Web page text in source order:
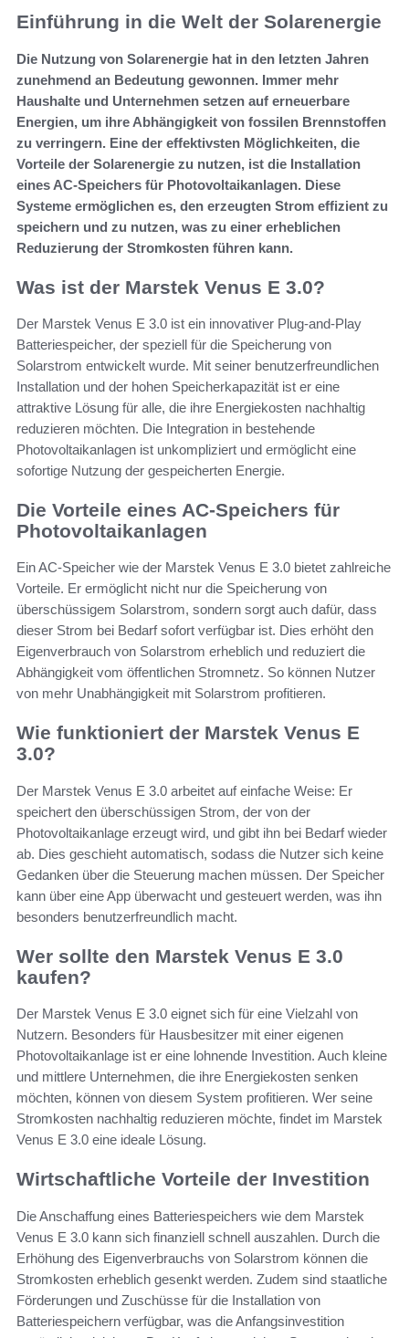
Einführung in die Welt der Solarenergie
Die Nutzung von Solarenergie hat in den letzten Jahren
zunehmend an Bedeutung gewonnen. Immer mehr
Haushalte und Unternehmen setzen auf erneuerbare
Energien, um ihre Abhängigkeit von fossilen Brennstoffen
zu verringern. Eine der effektivsten Möglichkeiten, die
Vorteile der Solarenergie zu nutzen, ist die Installation
eines AC-Speichers für Photovoltaikanlagen. Diese
Systeme ermöglichen es, den erzeugten Strom effizient zu
speichern und zu nutzen, was zu einer erheblichen
Reduzierung der Stromkosten führen kann.
Was ist der Marstek Venus E 3.0?
Der Marstek Venus E 3.0 ist ein innovativer Plug-and-Play
Batteriespeicher, der speziell für die Speicherung von
Solarstrom entwickelt wurde. Mit seiner benutzerfreundlichen
Installation und der hohen Speicherkapazität ist er eine
attraktive Lösung für alle, die ihre Energiekosten nachhaltig
reduzieren möchten. Die Integration in bestehende
Photovoltaikanlagen ist unkompliziert und ermöglicht eine
sofortige Nutzung der gespeicherten Energie.
Die Vorteile eines AC-Speichers für
Photovoltaikanlagen
Ein AC-Speicher wie der Marstek Venus E 3.0 bietet zahlreiche
Vorteile. Er ermöglicht nicht nur die Speicherung von
überschüssigem Solarstrom, sondern sorgt auch dafür, dass
dieser Strom bei Bedarf sofort verfügbar ist. Dies erhöht den
Eigenverbrauch von Solarstrom erheblich und reduziert die
Abhängigkeit vom öffentlichen Stromnetz. So können Nutzer
von mehr Unabhängigkeit mit Solarstrom profitieren.
Wie funktioniert der Marstek Venus E
3.0?
Der Marstek Venus E 3.0 arbeitet auf einfache Weise: Er
speichert den überschüssigen Strom, der von der
Photovoltaikanlage erzeugt wird, und gibt ihn bei Bedarf wieder
ab. Dies geschieht automatisch, sodass die Nutzer sich keine
Gedanken über die Steuerung machen müssen. Der Speicher
kann über eine App überwacht und gesteuert werden, was ihn
besonders benutzerfreundlich macht.
Wer sollte den Marstek Venus E 3.0
kaufen?
Der Marstek Venus E 3.0 eignet sich für eine Vielzahl von
Nutzern. Besonders für Hausbesitzer mit einer eigenen
Photovoltaikanlage ist er eine lohnende Investition. Auch kleine
und mittlere Unternehmen, die ihre Energiekosten senken
möchten, können von diesem System profitieren. Wer seine
Stromkosten nachhaltig reduzieren möchte, findet im Marstek
Venus E 3.0 eine ideale Lösung.
Wirtschaftliche Vorteile der Investition
Die Anschaffung eines Batteriespeichers wie dem Marstek
Venus E 3.0 kann sich finanziell schnell auszahlen. Durch die
Erhöhung des Eigenverbrauchs von Solarstrom können die
Stromkosten erheblich gesenkt werden. Zudem sind staatliche
Förderungen und Zuschüsse für die Installation von
Batteriespeichern verfügbar, was die Anfangsinvestition